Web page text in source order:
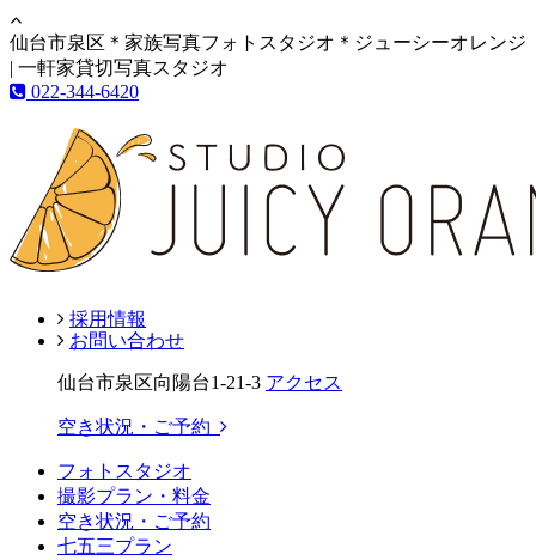
仙台市泉区＊家族写真フォトスタジオ＊ジューシーオレンジ
| 一軒家貸切写真スタジオ
022-344-6420
採用情報
お問い合わせ
仙台市泉区向陽台1-21-3 アクセス
空き状況・ご予約
フォトスタジオ
撮影プラン・料金
空き状況・ご予約
七五三プラン